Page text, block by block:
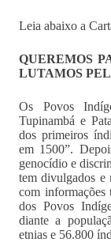
Leia abaixo a
QUEREMOS
LUTAMOS
Os Povos
Tupinambá e
dos primeiros
em 1500”.
genocídio e
tem divulgados e
com informações
dos Povos
diante a
etnias e 56.800